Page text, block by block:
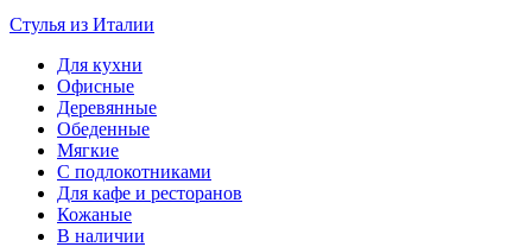
Стулья из Италии
Для кухни
Офисные
Деревянные
Обеденные
Мягкие
С подлокотниками
Для кафе и ресторанов
Кожаные
В наличии